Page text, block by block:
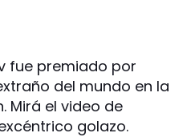
fue premiado por
del mundo en la
Mirá el video de
golazo.